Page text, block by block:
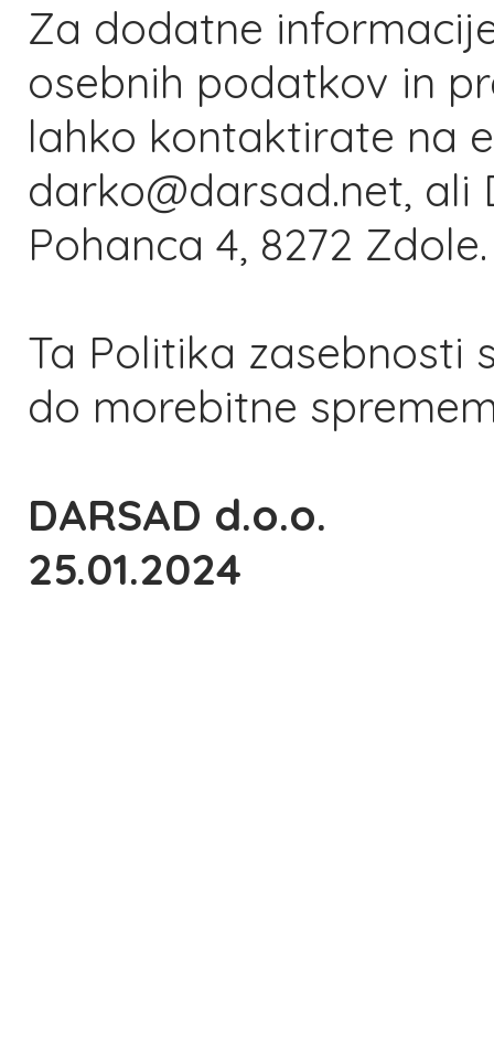
Za dodatne
osebnih podatkov in
lahko kontaktirate na
darko@darsad.net, ali
Pohanca 4, 8272 Zdole.
Ta Politika zasebnosti
do morebitne
DARSAD d.o.o.
25.01.2024